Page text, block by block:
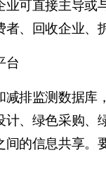
可直接主导
、回收企业、
台
排监测数据
、绿色采购
的信息共享